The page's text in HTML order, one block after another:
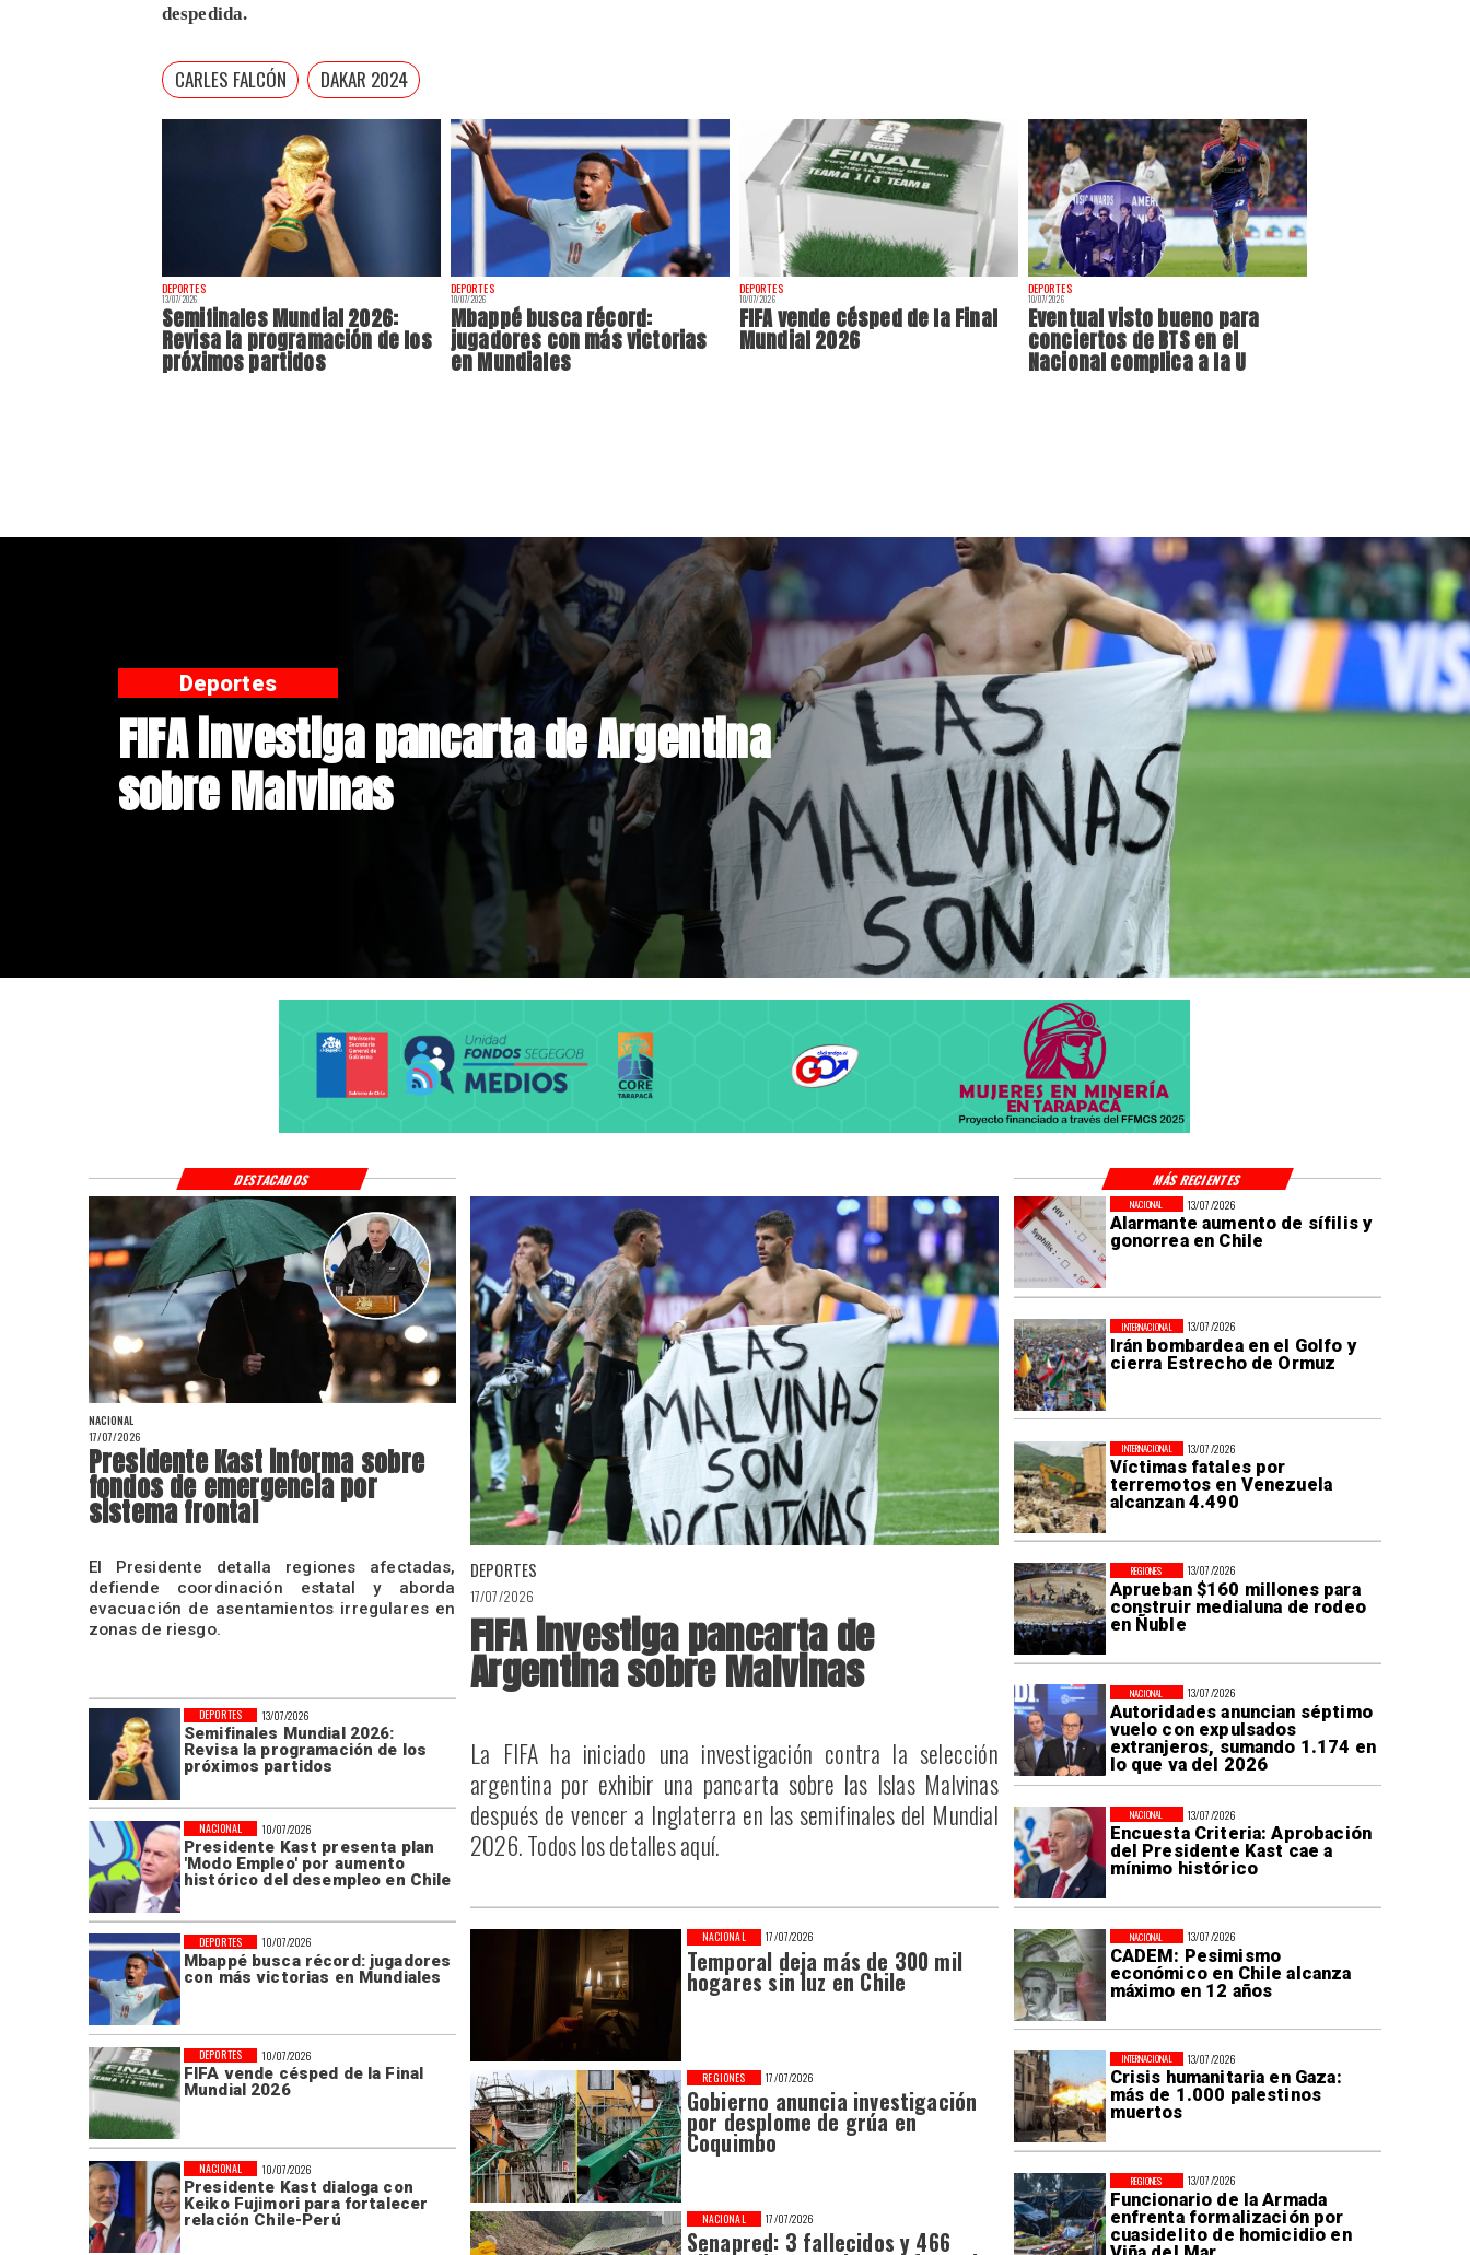
DEPORTES
13/07/2026
Semifinales Mundial 2026:
Revisa la programación de los
próximos partidos
DEPORTES
10/07/2026
Mbappé busca récord:
jugadores con más victorias
en Mundiales
DEPORTES
10/07/2026
FIFA vende césped de la Final
Mundial 2026
DEPORTES
10/07/2026
Eventual visto bueno para
conciertos de BTS en el
Nacional complica a la U
despedida.
CARLES FALCÓN DAKAR 2024
Presidente Kast informa sobre
fondos de emergencia por sistema
Nacional
13/07/2026
Alarmante aumento de sífilis y
gonorrea en Chile
NACIONAL
13/07/2026
Irán bombardea en el Golfo y
cierra Estrecho de Ormuz
INTERNACIONAL
13/07/2026
Víctimas fatales por
terremotos en Venezuela
alcanzan 4.490
INTERNACIONAL
13/07/2026
Aprueban $160 millones para
construir medialuna de rodeo
en Ñuble
REGIONES
13/07/2026
Autoridades anuncian séptimo
vuelo con expulsados
extranjeros, sumando 1.174 en
lo que va del 2026
NACIONAL
13/07/2026
Encuesta Criteria: Aprobación
del Presidente Kast cae a
mínimo histórico
NACIONAL
13/07/2026
CADEM: Pesimismo
económico en Chile alcanza
máximo en 12 años
NACIONAL
13/07/2026
Crisis humanitaria en Gaza:
más de 1.000 palestinos
muertos
INTERNACIONAL
13/07/2026
Funcionario de la Armada
enfrenta formalización por
cuasidelito de homicidio en
REGIONES
13/07/2026
Semifinales Mundial 2026:
Revisa la programación de los
próximos partidos
DEPORTES
10/07/2026
Presidente Kast presenta plan
'Modo Empleo' por aumento
histórico del desempleo en Chile
NACIONAL
10/07/2026
Mbappé busca récord: jugadores
con más victorias en Mundiales
DEPORTES
10/07/2026
FIFA vende césped de la Final
Mundial 2026
DEPORTES
10/07/2026
Presidente Kast dialoga con
Keiko Fujimori para fortalecer
relación Chile-Perú
NACIONAL
17/07/2026
Temporal deja más de 300 mil
hogares sin luz en Chile
NACIONAL
17/07/2026
Gobierno anuncia investigación
por desplome de grúa en
Coquimbo
REGIONES
17/07/2026
Senapred: 3 fallecidos y 466
NACIONAL
NACIONAL
17/07/2026
Presidente Kast informa sobre
fondos de emergencia por
sistema frontal
El Presidente detalla regiones afectadas,
defiende coordinación estatal y aborda
evacuación de asentamientos irregulares en
zonas de riesgo.
DEPORTES
17/07/2026
FIFA investiga pancarta de
Argentina sobre Malvinas
La FIFA ha iniciado una investigación contra la selección
argentina por exhibir una pancarta sobre las Islas Malvinas
después de vencer a Inglaterra en las semifinales del Mundial
2026. Todos los detalles aquí.
DESTACADOS MÁS RECIENTES